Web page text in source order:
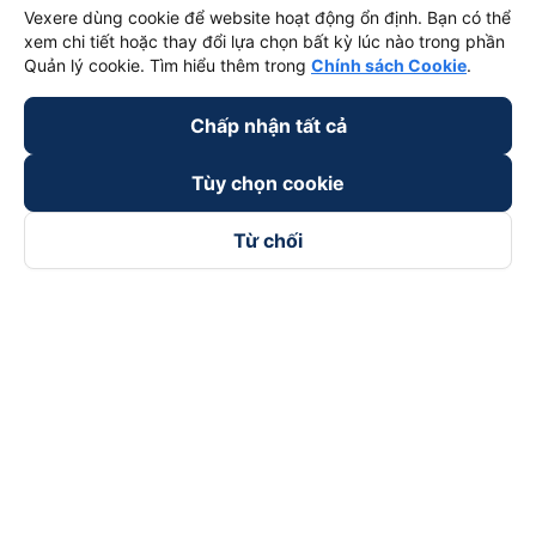
Vexere dùng cookie để website hoạt động ổn định. Bạn có thể
xem chi tiết hoặc thay đổi lựa chọn bất kỳ lúc nào trong phần
Quản lý cookie. Tìm hiểu thêm trong Chính sách Cookie.
Chấp nhận tất cả
Tùy chọn cookie
Từ chối